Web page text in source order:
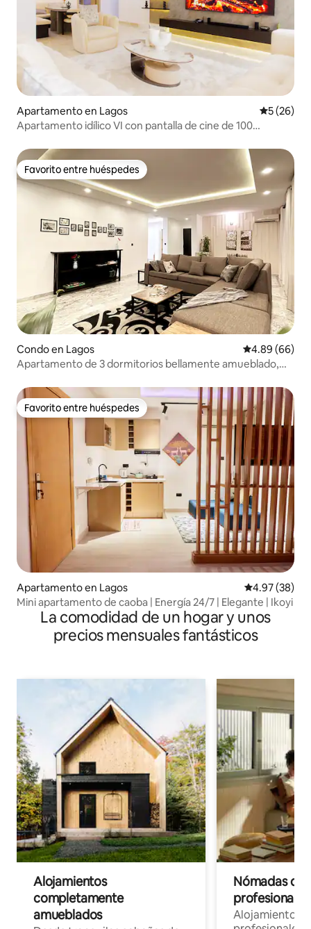
Apartamento en Lagos
5 (26)
Apartamento idílico VI con pantalla de cine de 100
Favorito entre huéspedes
Favorito entre huéspedes
Condo en Lagos Calificación
4.89 (66)
Apartamento de 3 dormitorios bellamente amueblado,
Favorito entre huéspedes
Favorito entre huéspedes
Apartamento en Lagos Calificación
4.97 (38)
Mini apartamento de caoba | Energía 24/7 | Elegante | Ikoyi
La comodidad de un hogar y unos
precios mensuales fantásticos
Alojamientos
completamente
amueblados
Nómadas
Alojamientos